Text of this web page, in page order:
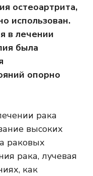
остеоартрита,
использован.
в лечении
была
опорно
рака
высоких
раковых
рака, лучевая
как